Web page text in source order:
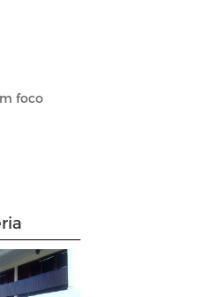
foco